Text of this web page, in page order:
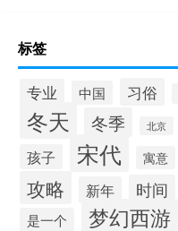
标签
专业 中国 习俗
冬天 冬季 北京
孩子 宋代 寓意
攻略 新年 时间
是一个 梦幻西游